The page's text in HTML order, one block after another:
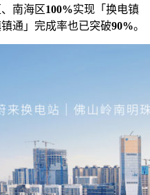
南海区100%实现「换电镇
通」完成率也已突破90%。